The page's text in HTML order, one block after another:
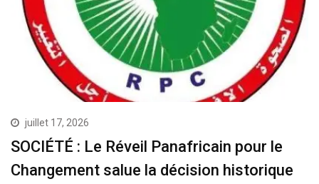
juillet 17, 2026
SOCIÉTÉ : Le Réveil Panafricain pour le
Changement salue la décision historique